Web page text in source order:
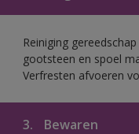
Reiniging
gootsteen en spoel
Verfresten afvoeren
3. Bewaren